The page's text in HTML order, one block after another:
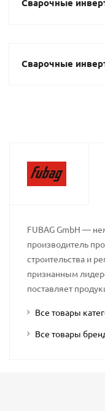
Сварочные
Сварочные
FUBAG GmbH —
производитель
строительства и
признанным
поставляет
Все товары
Все товары